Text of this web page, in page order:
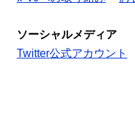
ソーシャルメディア
Twitter公式アカウント